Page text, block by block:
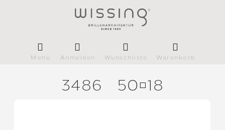
Menü Anmelden Wunschliste Warenkorb
3486 5018